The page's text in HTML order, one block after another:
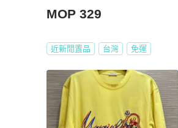
MOP 329
近新閒置品 台灣 免運